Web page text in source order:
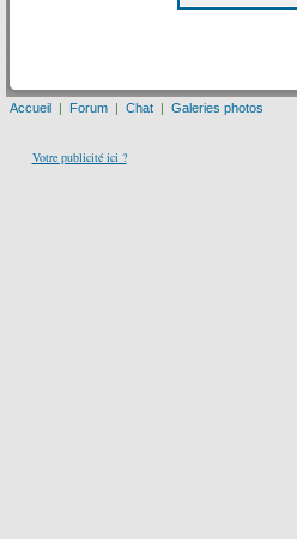
Accueil | Forum | Chat | Galeries photos
Votre publicité ici ?